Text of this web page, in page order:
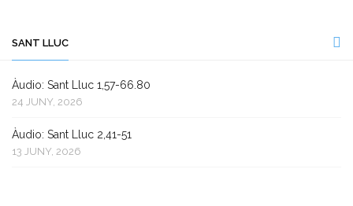
SANT LLUC
Àudio: Sant Lluc 1,57-66.80
24 JUNY, 2026
Àudio: Sant Lluc 2,41-51
13 JUNY, 2026